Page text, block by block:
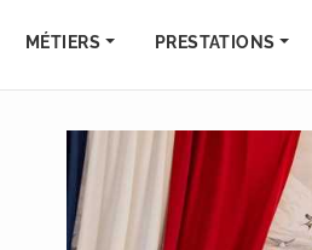
MÉTIERS PRESTATIONS